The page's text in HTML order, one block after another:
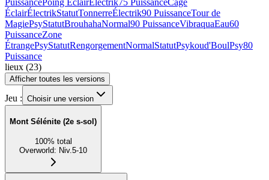
ÉclairÉlectrikStatutTonnerreÉlectrik90 PuissanceTour de
MagiePsyStatutBrouhahaNormal90 PuissanceVibraquaEau60
PuissanceZone
ÉtrangePsyStatutRengorgementNormalStatutPsykoud'BoulPsy80
Puissance
lieux (23)
Afficher toutes les versions
Jeu : Choisir une version
Mont Sélénite (2e s-sol)
100% total
Overworld: Niv.5-10